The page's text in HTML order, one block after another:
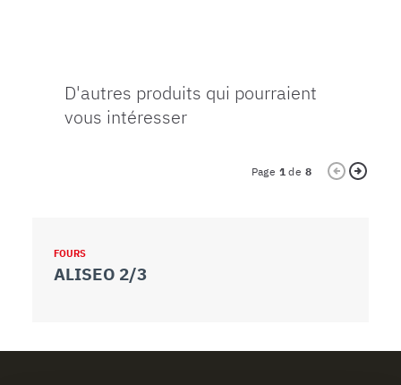
D'autres produits qui pourraient
vous intéresser
Page 1 de 8
FOURS
ALISEO 2/3